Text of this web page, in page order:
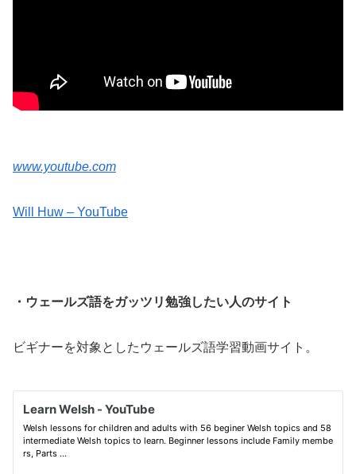
www.youtube.com
Will Huw – YouTube
・ウェールズ語をガッツリ勉強したい人のサイト
ビギナーを対象としたウェールズ語学習動画サイト。